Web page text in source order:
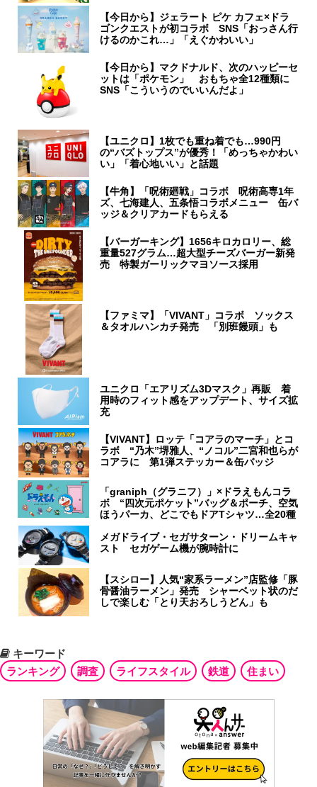
【今日から】ジェラート ピケ カフェ×ドラ
ゴンクエストが初コラボ SNS「おっさん行
けるのかこれ…」「えぐかわいい」
【今日から】マクドナルド、次のハッピーセ
ットは「ポケモン」 おもちゃ全12種類に
SNS「こういうのでいいんだよ」
【ユニクロ】1枚でも重ね着でも…990円
の“バズトップス”が優秀！「めっちゃかわい
い」「着心地いい」と話題
【牛角】「呪術廻戦」コラボ 呪術高専1年
ズ、七海建人、五条悟コラボメニュー 缶バ
ッジ＆クリアカードもらえる
【バーガーキング】1656キロカロリー、総
重量527グラム…超大型チーズバーガー新発
売 特製ガーリックマヨソース採用
【ファミマ】「VIVANT」コラボ ソックス
＆タオルハンカチ発売 「別班饅頭」も
ユニクロ「エアリズム3Dマスク」再販 着
用時のフィット感をアップデート、サイズ拡
充
【VIVANT】ロッテ「コアラのマーチ」とコ
ラボ “乃木”堺雅人、“ノコル”二宮和也らが
コアラに 第1弾ステッカー＆缶バッジ
「graniph（グラニフ）」×ドラえもんコラ
ボ “四次元ポケット”バッグ＆ポーチ、空気
ほうパーカ、どこでもドアTシャツ…全20種
メガドライブ・セガサターン・ドリームキャ
スト セガゲーム機が腕時計に
【スシロー】人気“家系ラーメン”店監修「豚
骨醤油ラーメン」発売 シャーベット状のだ
しで楽しむ「とり天おろしうどん」も
キーワード
ランキング
調査 ライフスタイル 鉄道 住まい